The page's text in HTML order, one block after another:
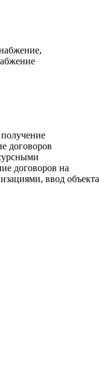
договоров
договоров на
ввод объекта